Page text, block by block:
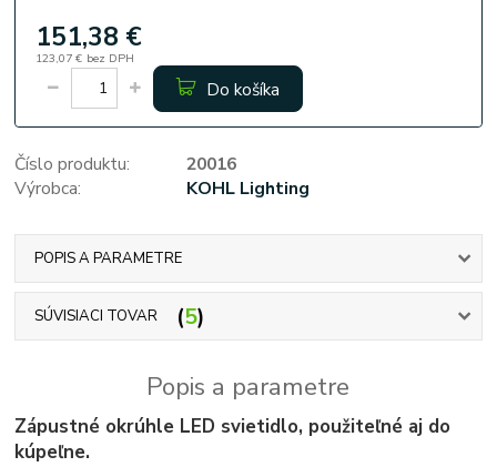
151,38 €
123,07 € bez DPH
Do košíka
Číslo produktu:
20016
Výrobca:
KOHL Lighting
POPIS A PARAMETRE
SÚVISIACI TOVAR 5
Popis a parametre
Zápustné okrúhle LED svietidlo, použiteľné aj do
kúpeľne.